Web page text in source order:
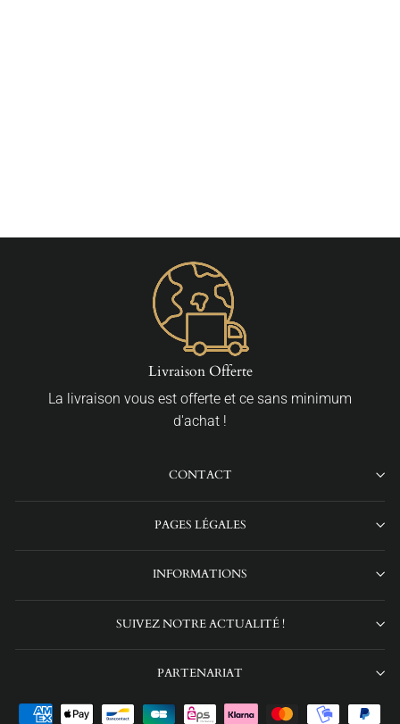
Livraison Offerte
La livraison vous est offerte et ce sans minimum
d'achat !
CONTACT
PAGES LÉGALES
INFORMATIONS
SUIVEZ NOTRE ACTUALITÉ !
PARTENARIAT